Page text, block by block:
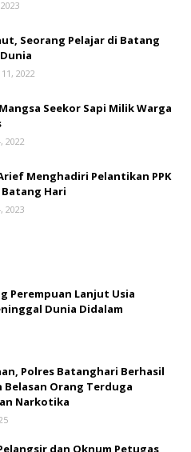
Seorang Pelajar di Batang
2022
Seekor Sapi Milik Warga
2022
Menghadiri Pelantikan PPK
Hari
2023
Perempuan Lanjut Usia
Dunia Didalam
Polres Batanghari Berhasil
Belasan Orang Terduga
Narkotika
dan Oknum Petugas